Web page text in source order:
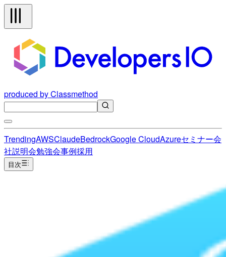
produced by Classmethod
TrendingAWSClaudeBedrockGoogle CloudAzureセミナー会
社説明会勉強会事例採用
目次